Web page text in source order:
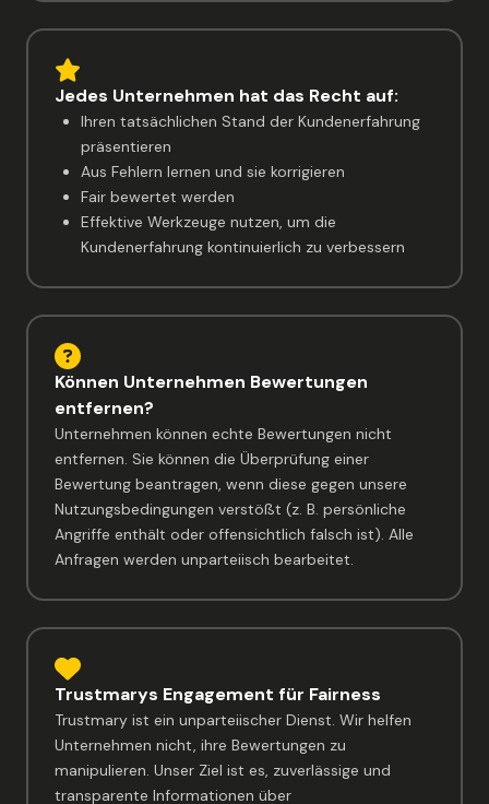
Jedes Unternehmen hat das Recht auf:
Ihren tatsächlichen Stand der Kundenerfahrung
präsentieren
Aus Fehlern lernen und sie korrigieren
Fair bewertet werden
Effektive Werkzeuge nutzen, um die
Kundenerfahrung kontinuierlich zu verbessern
Können Unternehmen Bewertungen
entfernen?
Unternehmen können echte Bewertungen nicht
entfernen. Sie können die Überprüfung einer
Bewertung beantragen, wenn diese gegen unsere
Nutzungsbedingungen verstößt (z. B. persönliche
Angriffe enthält oder offensichtlich falsch ist). Alle
Anfragen werden unparteiisch bearbeitet.
Trustmarys Engagement für Fairness
Trustmary ist ein unparteiischer Dienst. Wir helfen
Unternehmen nicht, ihre Bewertungen zu
manipulieren. Unser Ziel ist es, zuverlässige und
transparente Informationen über